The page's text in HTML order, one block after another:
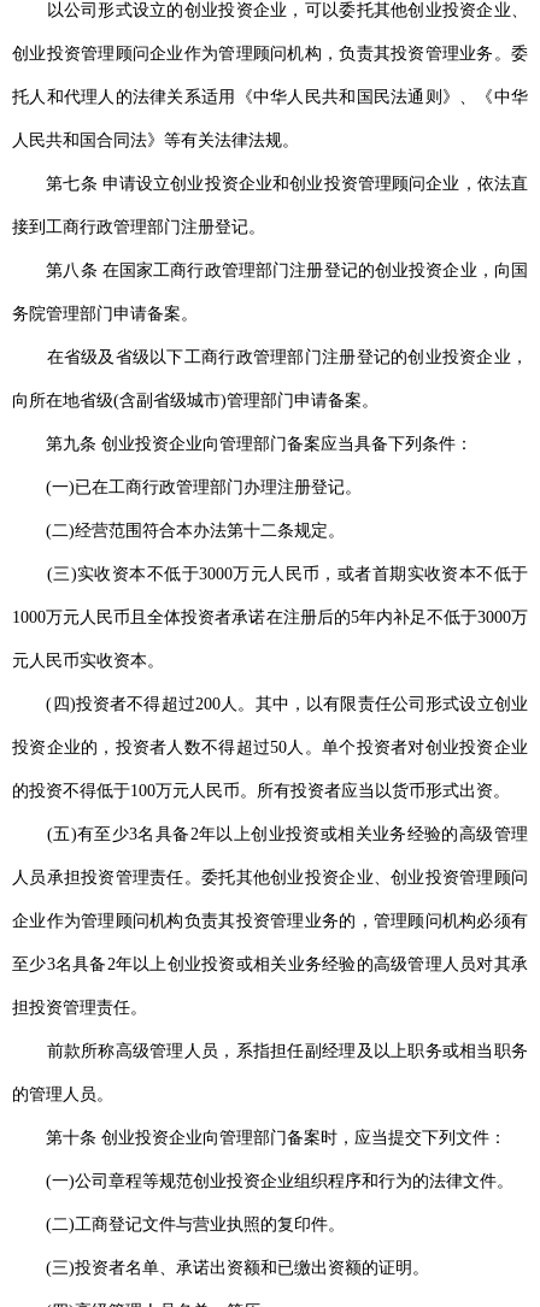
以公司形式设立的创业投资企业，可以委托其他创业投资企业、
创业投资管理顾问企业作为管理顾问机构，负责其投资管理业务。委
托人和代理人的法律关系适用《中华人民共和国民法通则》、《中华
人民共和国合同法》等有关法律法规。
第七条 申请设立创业投资企业和创业投资管理顾问企业，依法直
接到工商行政管理部门注册登记。
第八条 在国家工商行政管理部门注册登记的创业投资企业，向国
务院管理部门申请备案。
在省级及省级以下工商行政管理部门注册登记的创业投资企业，
向所在地省级(含副省级城市)管理部门申请备案。
第九条 创业投资企业向管理部门备案应当具备下列条件：
(一)已在工商行政管理部门办理注册登记。
(二)经营范围符合本办法第十二条规定。
(三)实收资本不低于3000万元人民币，或者首期实收资本不低于
1000万元人民币且全体投资者承诺在注册后的5年内补足不低于3000万
元人民币实收资本。
(四)投资者不得超过200人。其中，以有限责任公司形式设立创业
投资企业的，投资者人数不得超过50人。单个投资者对创业投资企业
的投资不得低于100万元人民币。所有投资者应当以货币形式出资。
(五)有至少3名具备2年以上创业投资或相关业务经验的高级管理
人员承担投资管理责任。委托其他创业投资企业、创业投资管理顾问
企业作为管理顾问机构负责其投资管理业务的，管理顾问机构必须有
至少3名具备2年以上创业投资或相关业务经验的高级管理人员对其承
担投资管理责任。
前款所称高级管理人员，系指担任副经理及以上职务或相当职务
的管理人员。
第十条 创业投资企业向管理部门备案时，应当提交下列文件：
(一)公司章程等规范创业投资企业组织程序和行为的法律文件。
(二)工商登记文件与营业执照的复印件。
(三)投资者名单、承诺出资额和已缴出资额的证明。